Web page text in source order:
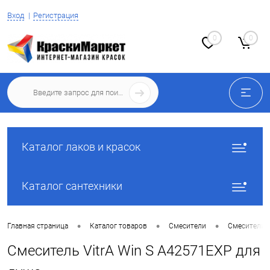
Вход Регистрация
0 0
Каталог лаков и красок
Каталог сантехники
Главная страница • Каталог товаров • Смесители • Смесители
Смеситель VitrA Win S A42571EXP для